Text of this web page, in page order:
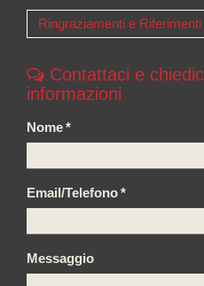
Ringraziamenti e
Contattaci e
informazioni
Nome*
Email/Telefono*
Messaggio